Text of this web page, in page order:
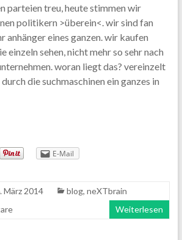
parteien treu, heute stimmen wir
politikern >überein<. wir sind fan
anhänger eines ganzen. wir kaufen
einzeln sehen, nicht mehr so sehr nach
woran liegt das? vereinzelt
die suchmaschinen ein ganzes in
E-Mail
März 2014 blog, neXTbrain
Weiterlesen